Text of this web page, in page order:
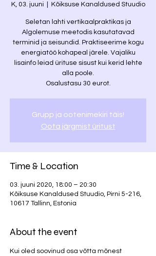
K, 03. juuni Kõiksuse Kanaldused Stuudio
Seletan lahti vertikaalpraktikas ja
Algolemuse meetodis kasutatavad
terminid ja seisundid. Praktiseerime kogu
energiatöö kohapeal järele. Vajaliku
lisainfo leiad ürituse sisust kui kerid lehte
alla poole.
Osalustasu 30 eurot.
Grupp ja ootenimekiri täis!
Oota järgmist üritust
Time & Location
03. juuni 2020, 18:00 – 20:30
Kõiksuse Kanaldused Stuudio, Pirni 5-216,
10617 Tallinn, Estonia
About the event
Kui oled soovinud osa võtta mõnest